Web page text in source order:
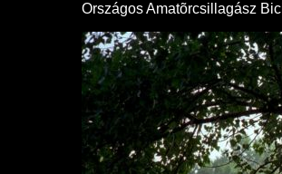
Országos Amatõrcsillagász